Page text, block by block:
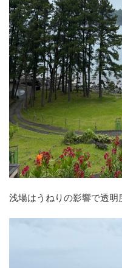
浅場はうねりの影響で透明